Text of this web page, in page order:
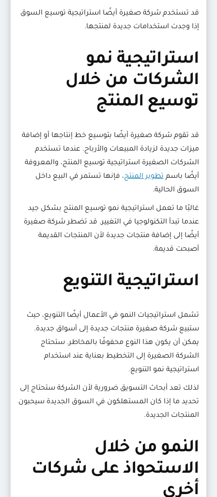
قد تستخدم شركة صغيرة أيضًا استراتيجية توسيع السوق
إذا وجدت استخدامات جديدة لمنتجها.
استراتيجية نمو
الشركات من خلال
توسيع المنتج
قد تقوم شركة صغيرة أيضًا بتوسيع خط إنتاجها أو إضافة
ميزات جديدة لزيادة المبيعات والأرباح. عندما تستخدم
الشركات الصغيرة استراتيجية توسيع المنتج، والمعروفة
أيضًا باسمتطوير المنتج، فإنها تستمر في البيع داخل
السوق الحالية.
غالبًا ما تعمل استراتيجية نمو توسيع المنتج بشكل جيد
عندما تبدأ التكنولوجيا في التغيير. قد تضطر شركة صغيرة
أيضًا إلى إضافة منتجات جديدة لأن المنتجات القديمة
أصبحت قديمة.
استراتيجية التنويع
تشمل استراتيجيات النمو في الأعمال أيضًا التنويع، حيث
ستبيع شركة صغيرة منتجات جديدة إلى أسواق جديدة.
يمكن أن يكون هذا النوع محفوفًا بالمخاطر. ستحتاج
الشركة الصغيرة إلى التخطيط بعناية عند استخدام
استراتيجية نمو التنويع.
لذلك تعد أبحاث التسويق ضرورية لأن الشركة ستحتاج إلى
تحديد ما إذا كان المستهلكون في السوق الجديدة سيحبون
المنتجات الجديدة.
النمو من خلال
الاستحواذ على شركات
أخرى